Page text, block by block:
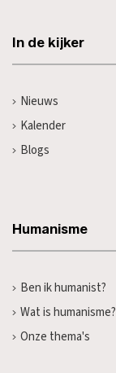
In de kijker
Nieuws
Kalender
Blogs
Humanisme
Ben ik humanist?
Wat is humanisme?
Onze thema's